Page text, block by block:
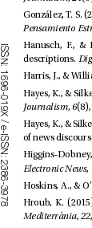
I
S
S
N
:
1
6
9
6
-
0
1
9
X
/
e
-
I
S
S
N
2
3
8
6
-
3
9
7
8
Journalism, 6
Electronic News
Mediterrània , 22